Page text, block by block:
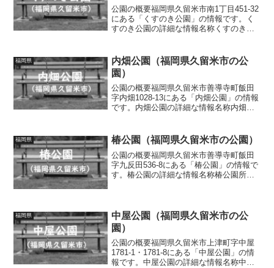
公園の概要福岡県久留米市南1丁目451-32
にある「くすのき公園」の情報です。く
すのき公園の詳細な情報名称くすのき公
台、ブランコ、砂場、ベンチ、水道トイ
レの有無...
福岡県
内畑公園（福岡県久留米市の公
園）
公園の概要福岡県久留米市善導寺町飯田
字内畑1028-13にある「内畑公園」の情報
です。内畑公園の詳細な情報名称内畑公
設・遊具スプリング遊具、ベンチトイレ
の有無な...
福岡県 椿公園（福岡県久留米市の公園）
公園の概要福岡県久留米市善導寺町飯田
字九反田536-8にある「椿公園」の情報で
す。椿公園の詳細な情報名称椿公園所在
ベンチトイレ...
福岡県
中屋公園（福岡県久留米市の公
園）
公園の概要福岡県久留米市上津町字中屋
1781-1・1781-8にある「中屋公園」の情
報です。中屋公園の詳細な情報名称中屋